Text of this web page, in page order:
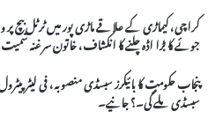
کراچی، کیماڑی کے علاقے ماڑی پور میں ٹرٹل بیچ
جوئے کا بڑا اڈہ چلنے کا انکشاف، خاتون سرغنہ سمیت 40 ملزمان گرفتار
پنجاب حکومت کا بائیکرز سبسڈی منصوبہ، فی لیٹر
سبسڈی ملے گی۔؟ جانیے۔